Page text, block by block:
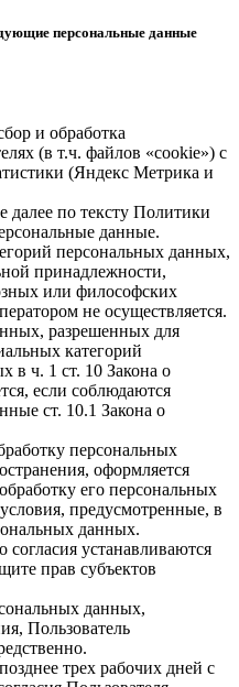
персональные данные
и обработка
(в т.ч. файлов «cookie») с
(Яндекс Метрика и
по тексту Политики
данные.
персональных данных,
принадлежности,
или философских
не осуществляется.
разрешенных для
категорий
в ч. 1 ст. 10 Закона о
если соблюдаются
ст. 10.1 Закона о
персональных
оформляется
его персональных
предусмотренные, в
данных.
устанавливаются
прав субъектов
данных,
Пользователь
трех рабочих дней с